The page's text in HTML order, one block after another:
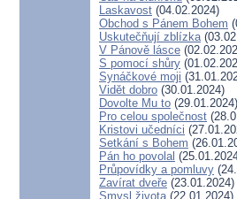
Laskavost (04.02.2024)
Obchod s Pánem Bohem
Uskutečňují zblízka
V Pánově lásce
S pomocí shůry
Synáčkové moji
Vidět dobro (30.01.2024)
Dovolte Mu to (29.01.2024)
Pro celou společnost
Kristovi učedníci
Setkání s Bohem
Pán ho povolal
Průpovídky a pomluvy
Zavírat dveře (23.01.2024)
Smysl života(22.01.2024)